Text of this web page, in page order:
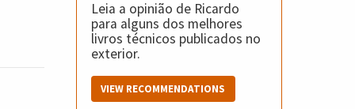
Leia a opinião de Ricardo
para alguns dos melhores
livros técnicos publicados no
exterior.
VIEW RECOMMENDATIONS